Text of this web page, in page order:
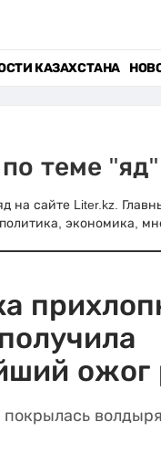
КАЗАХСТАНА
теме "яд"
на сайте Liter.kz.
экономика,
ожог